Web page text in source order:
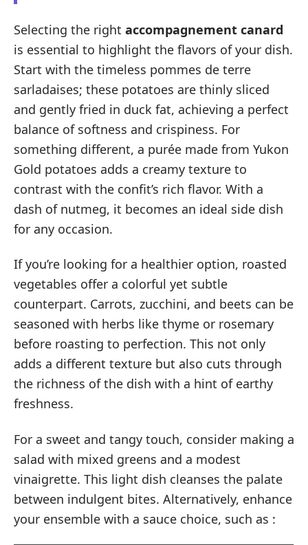
Selecting the right accompagnement canard
is essential to highlight the flavors of your dish.
Start with the timeless pommes de terre
sarladaises; these potatoes are thinly sliced
and gently fried in duck fat, achieving a perfect
balance of softness and crispiness. For
something different, a purée made from Yukon
Gold potatoes adds a creamy texture to
contrast with the confit’s rich flavor. With a
dash of nutmeg, it becomes an ideal side dish
for any occasion.
If you’re looking for a healthier option, roasted
vegetables offer a colorful yet subtle
counterpart. Carrots, zucchini, and beets can be
seasoned with herbs like thyme or rosemary
before roasting to perfection. This not only
adds a different texture but also cuts through
the richness of the dish with a hint of earthy
freshness.
For a sweet and tangy touch, consider making a
salad with mixed greens and a modest
vinaigrette. This light dish cleanses the palate
between indulgent bites. Alternatively, enhance
your ensemble with a sauce choice, such as :